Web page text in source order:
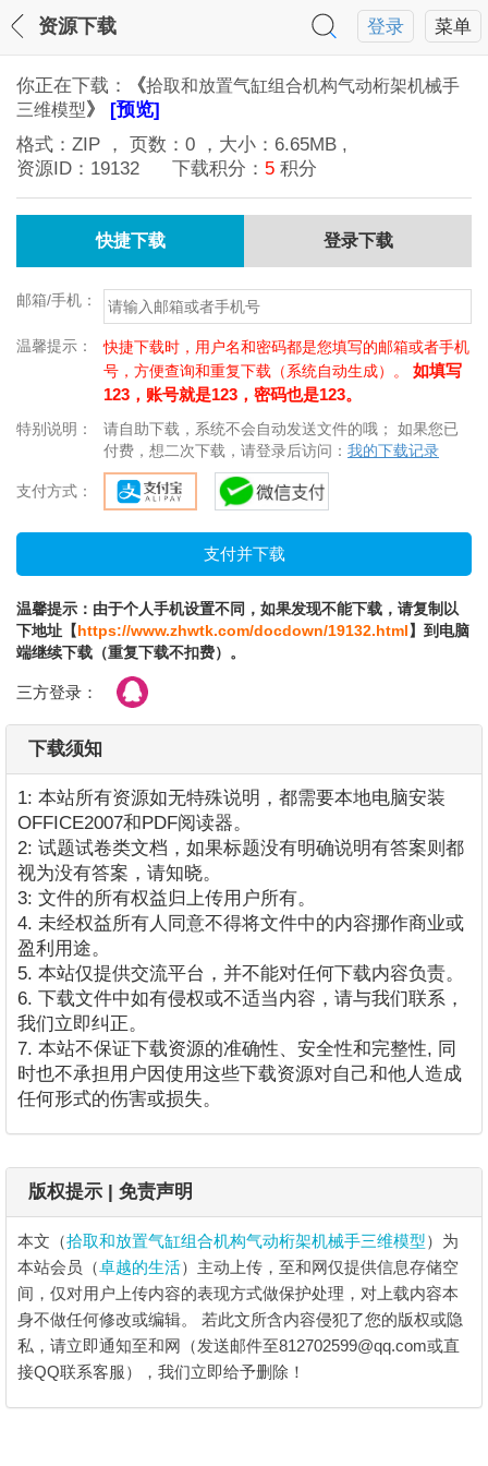
菜单
登录
资源下载
你正在下载： 《拾取和放置气缸组合机构气动桁架机械手
三维模型》 [预览]
格式： ZIP ， 页数： 0 ，大小： 6.65MB ,
资源ID： 19132 下载积分： 5 积分
快捷下载 登录下载
邮箱/手机：
温馨提示：
快捷下载时，用户名和密码都是您填写的邮箱或者手机
号，方便查询和重复下载（系统自动生成）。 如填写
123，账号就是123，密码也是123。
特别说明：
请自助下载，系统不会自动发送文件的哦； 如果您已
付费，想二次下载，请登录后访问： 我的下载记录
支付方式：
温馨提示：由于个人手机设置不同，如果发现不能下载，请复制以
下地址【https://www.zhwtk.com/docdown/19132.html】到电脑
端继续下载（重复下载不扣费）。
三方登录：
下载须知
1: 本站所有资源如无特殊说明，都需要本地电脑安装
OFFICE2007和PDF阅读器。
2: 试题试卷类文档，如果标题没有明确说明有答案则都
视为没有答案，请知晓。
3: 文件的所有权益归上传用户所有。
4. 未经权益所有人同意不得将文件中的内容挪作商业或
盈利用途。
5. 本站仅提供交流平台，并不能对任何下载内容负责。
6. 下载文件中如有侵权或不适当内容，请与我们联系，
我们立即纠正。
7. 本站不保证下载资源的准确性、安全性和完整性, 同
时也不承担用户因使用这些下载资源对自己和他人造成
任何形式的伤害或损失。
版权提示 | 免责声明
本文（拾取和放置气缸组合机构气动桁架机械手三维模型）为
本站会员（卓越的生活）主动上传，至和网仅提供信息存储空
间，仅对用户上传内容的表现方式做保护处理，对上载内容本
身不做任何修改或编辑。 若此文所含内容侵犯了您的版权或隐
私，请立即通知至和网（发送邮件至812702599@qq.com或直
接QQ联系客服），我们立即给予删除！